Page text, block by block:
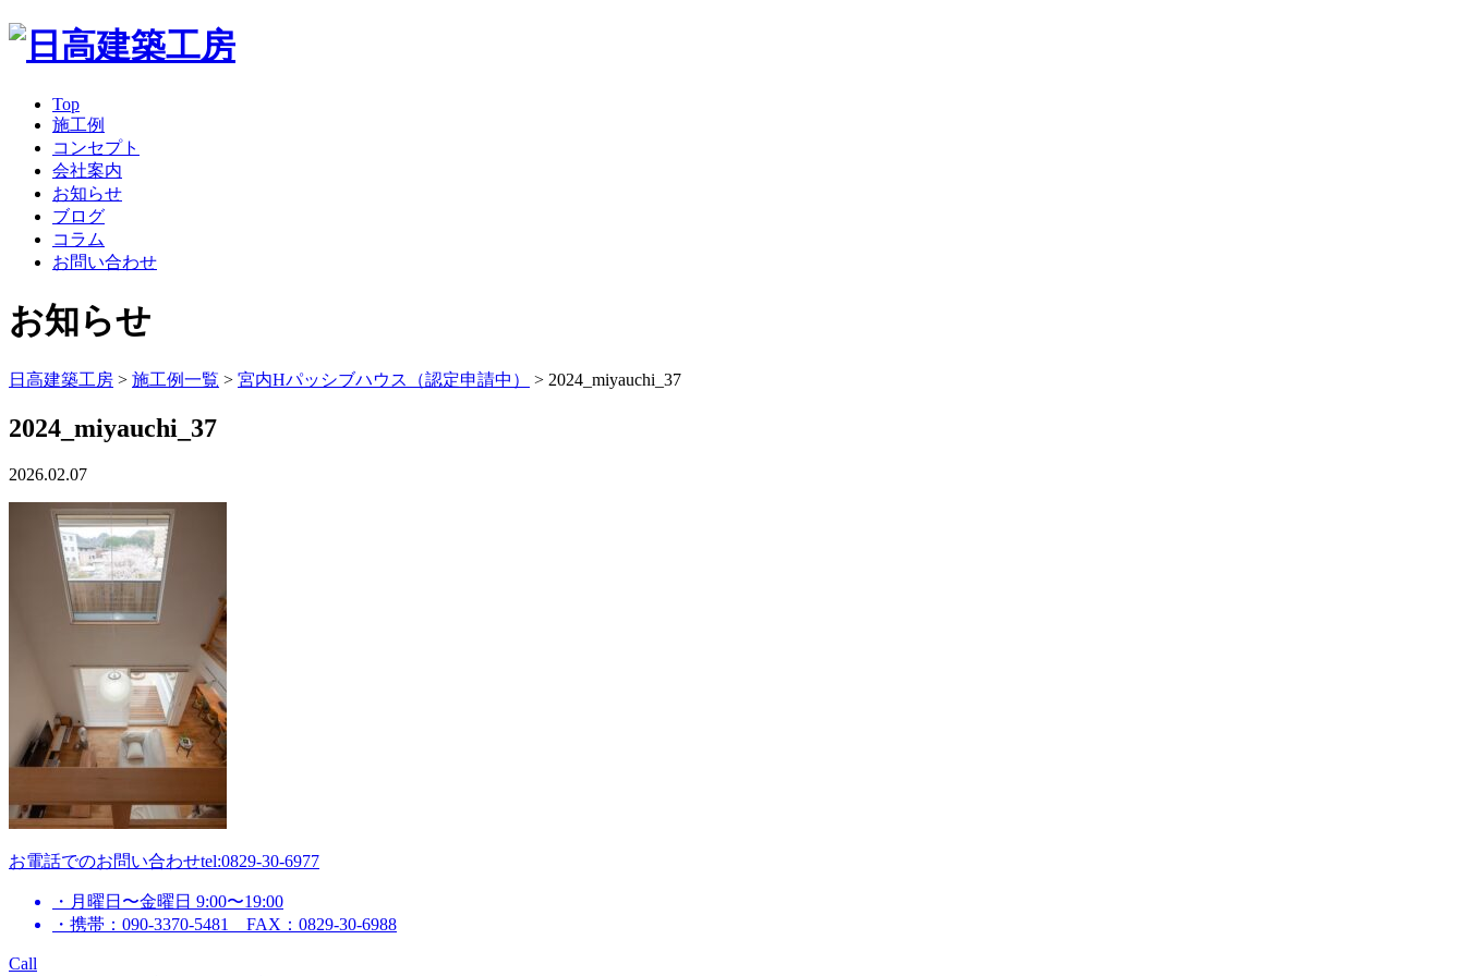
Top
施工例
コンセプト
会社案内
お知らせ
ブログ
コラム
お問い合わせ
お知らせ
日高建築工房 > 施工例一覧 > 宮内Hパッシブハウス（認定申請中） > 2024_miyauchi_37
2024_miyauchi_37
2026.02.07
お電話でのお問い合わせtel:0829-30-6977
・月曜日〜金曜日 9:00〜19:00
・携帯：090-3370-5481 FAX：0829-30-6988
Call